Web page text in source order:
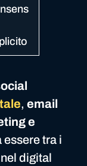
, email
e
tra i
nel digital